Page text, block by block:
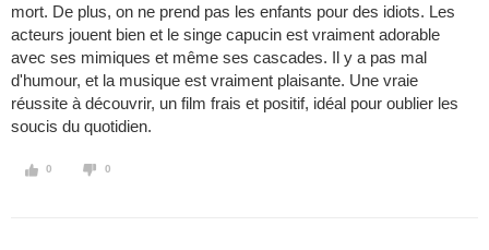
mort. De plus, on ne prend pas les enfants pour des idiots. Les
acteurs jouent bien et le singe capucin est vraiment adorable
avec ses mimiques et même ses cascades. Il y a pas mal
d'humour, et la musique est vraiment plaisante. Une vraie
réussite à découvrir, un film frais et positif, idéal pour oublier les
soucis du quotidien.
0 0